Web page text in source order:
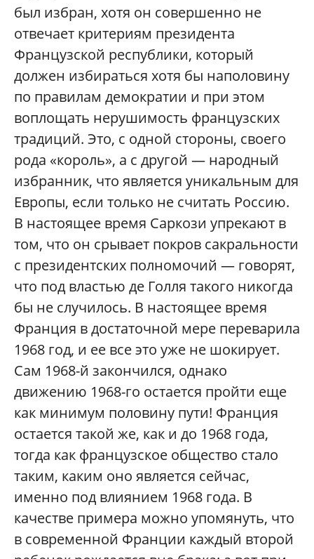
был избран, хотя он совершенно не
отвечает критериям президента
Французской республики, который
должен избираться хотя бы наполовину
по правилам демократии и при этом
воплощать нерушимость французских
традиций. Это, с одной стороны, своего
рода «король», а с другой — народный
избранник, что является уникальным для
Европы, если только не считать Россию.
В настоящее время Саркози упрекают в
том, что он срывает покров сакральности
с президентских полномочий — говорят,
что под властью де Голля такого никогда
бы не случилось. В настоящее время
Франция в достаточной мере переварила
1968 год, и ее все это уже не шокирует.
Сам 1968-й закончился, однако
движению 1968-го остается пройти еще
как минимум половину пути! Франция
остается такой же, как и до 1968 года,
тогда как французское общество стало
таким, каким оно является сейчас,
именно под влиянием 1968 года. В
качестве примера можно упомянуть, что
в современной Франции каждый второй